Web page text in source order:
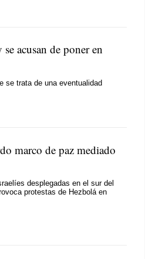
acusan de poner en
se trata de una eventualidad
marco de paz mediado
desplegadas en el sur del
protestas de Hezbolá en